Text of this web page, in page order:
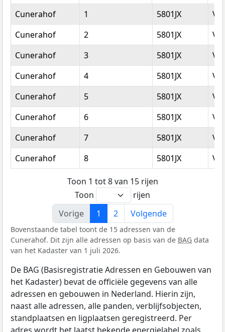
Straatnaam
Huisnummer Postcode
Cunerahof 1 5801JX
Cunerahof
2 5801JX
Cunerahof
3 5801JX
Cunerahof
4 5801JX
Cunerahof
5 5801JX
Cunerahof
6 5801JX
Cunerahof
7 5801JX
Cunerahof
8 5801JX
Toon 1 tot 8 van 15 rijen
Toon
rijen
Vorige
1 2 Volgende
Bovenstaande tabel toont de 15 adressen van de
Cunerahof. Dit zijn alle adressen op basis van de BAG data
van het Kadaster van 1 juli 2026.
De BAG (Basisregistratie Adressen en Gebouwen van
het Kadaster) bevat de officiële gegevens van alle
adressen en gebouwen in Nederland. Hierin zijn,
naast alle adressen, alle panden, verblijfsobjecten,
standplaatsen en ligplaatsen geregistreerd. Per